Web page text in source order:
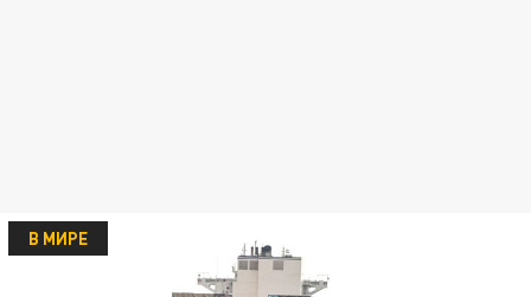
В МИРЕ